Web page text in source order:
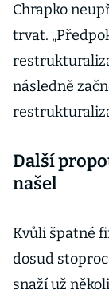
Chrapko
trvat.
následně
Další
našel
Kvůli špatné
dosud
snaží už